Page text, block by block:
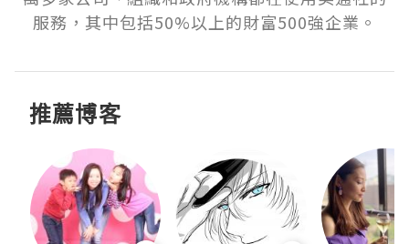
服務，其中包括50%以上的財富500強企業。
推薦博客